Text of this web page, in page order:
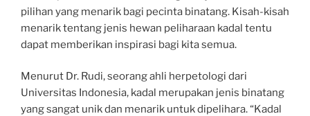
pilihan yang menarik bagi pecinta binatang. Kisah-kisah
menarik tentang jenis hewan peliharaan kadal tentu
dapat memberikan inspirasi bagi kita semua.
Menurut Dr. Rudi, seorang ahli herpetologi dari
Universitas Indonesia, kadal merupakan jenis binatang
yang sangat unik dan menarik untuk dipelihara. “Kadal